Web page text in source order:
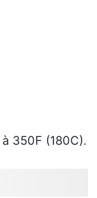
350F (180C).